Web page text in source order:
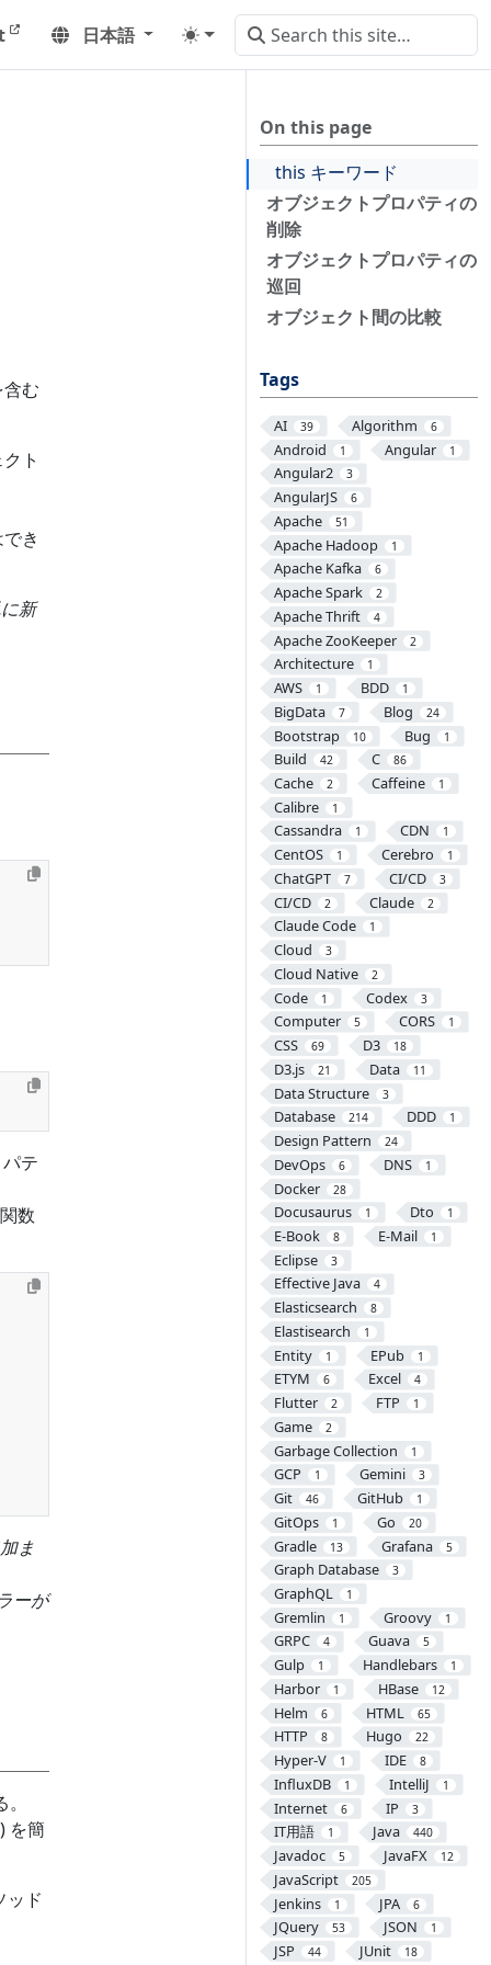
日本語
On this page
this キーワード
オブジェクトプロパティの
削除
オブジェクトプロパティの
巡回
オブジェクト間の比較
Tags
AI 39 Algorithm 6
Android 1 Angular 1
Angular2 3
AngularJS 6
Apache 51
Apache Hadoop 1
Apache Kafka 6
Apache Spark 2
Apache Thrift 4
Apache ZooKeeper 2
Architecture 1
AWS 1 BDD 1
BigData 7 Blog 24
Bootstrap 10 Bug 1
Build 42 C 86
Cache 2 Caffeine 1
Calibre 1
Cassandra 1 CDN 1
CentOS 1 Cerebro 1
ChatGPT 7 CI/CD 3
CI/CD 2 Claude 2
Claude Code 1
Cloud 3
Cloud Native 2
Code 1 Codex 3
Computer 5 CORS 1
CSS 69 D3 18
D3.js 21 Data 11
Data Structure 3
Database 214 DDD 1
Design Pattern 24
DevOps 6 DNS 1
Docker 28
Docusaurus 1 Dto 1
E-Book 8 E-Mail 1
Eclipse 3
Effective Java 4
Elasticsearch 8
Elastisearch 1
Entity 1 EPub 1
ETYM 6 Excel 4
Flutter 2 FTP 1
Game 2
Garbage Collection 1
GCP 1 Gemini 3
Git 46 GitHub 1
GitOps 1 Go 20
Gradle 13 Grafana 5
Graph Database 3
GraphQL 1
Gremlin 1 Groovy 1
GRPC 4 Guava 5
Gulp 1 Handlebars 1
Harbor 1 HBase 12
Helm 6 HTML 65
HTTP 8 Hugo 22
Hyper-V 1 IDE 8
InfluxDB 1 IntelliJ 1
Internet 6 IP 3
IT用語 1 Java 440
Javadoc 5 JavaFX 12
JavaScript 205
Jenkins 1 JPA 6
JQuery 53 JSON 1
JSP 44 JUnit 18
む
ト
き
新
テ
数
ま
ーが
を簡
ッド